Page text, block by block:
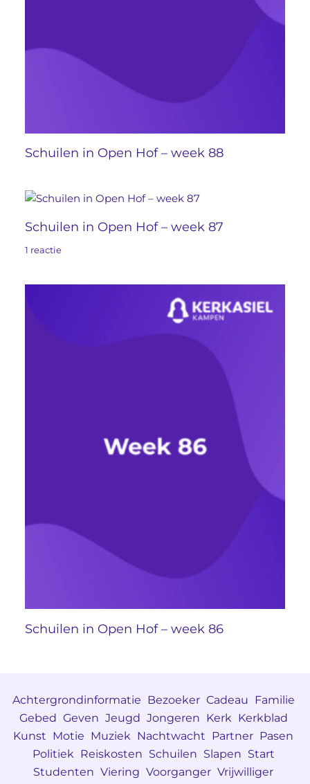
Schuilen in Open Hof – week 88
Schuilen in Open Hof – week 87
1 reactie
Schuilen in Open Hof – week 86
Achtergrondinformatie Bezoeker Cadeau Familie
Gebed Geven Jeugd Jongeren Kerk Kerkblad
Kunst Motie Muziek Nachtwacht Partner Pasen
Politiek Reiskosten Schuilen Slapen Start
Studenten Viering Voorganger Vrijwilliger